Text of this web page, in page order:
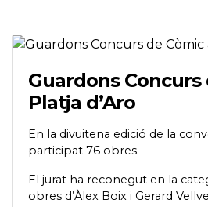
Guardons Concurs
Platja d’Aro
En la divuitena edició de la
participat 76 obres.
El jurat ha reconegut en la
obres d’Àlex Boix i Gerard